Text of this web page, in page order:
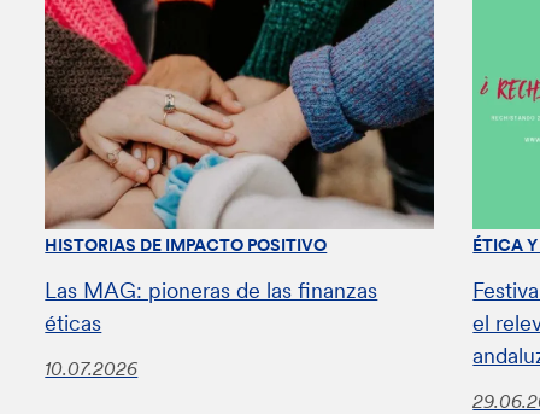
HISTORIAS DE IMPACTO POSITIVO
Las MAG: pioneras de las finanzas
éticas
10.07.2026
ÉTICA
el